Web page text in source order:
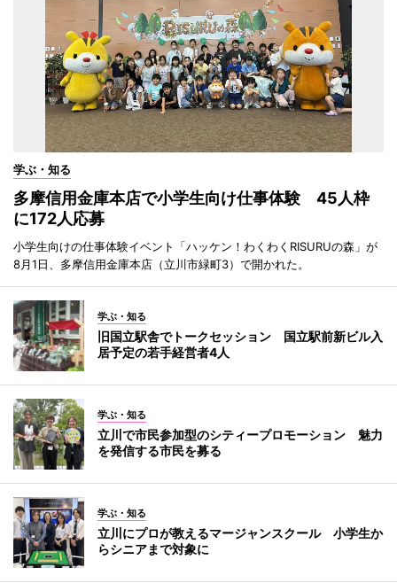
学ぶ・知る
多摩信用金庫本店で小学生向け仕事体験 45人枠
に172人応募
小学生向けの仕事体験イベント「ハッケン！わくわくRISURUの森」が
8月1日、多摩信用金庫本店（立川市緑町3）で開かれた。
学ぶ・知る
旧国立駅舎でトークセッション 国立駅前新ビル入
居予定の若手経営者4人
学ぶ・知る
立川で市民参加型のシティープロモーション 魅力
を発信する市民を募る
学ぶ・知る
立川にプロが教えるマージャンスクール 小学生か
らシニアまで対象に